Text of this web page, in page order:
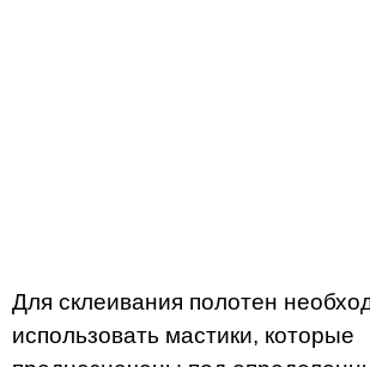
Для склеивания полотен
использовать мастики, которые